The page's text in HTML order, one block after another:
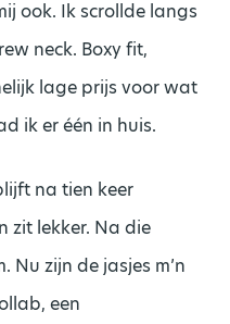
ook. Ik scrollde langs
neck. Boxy fit,
lage prijs voor wat
ik er één in huis.
na tien keer
zit lekker. Na die
Nu zijn de jasjes m’n
een